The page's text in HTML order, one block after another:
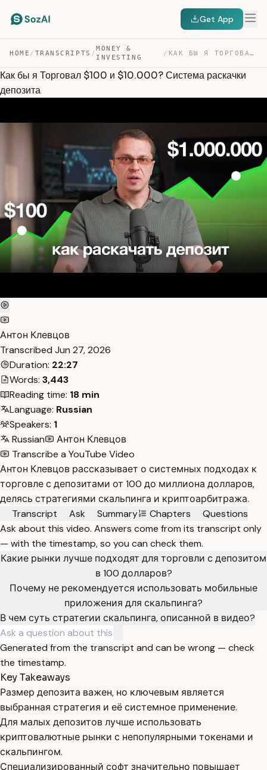
Get App
HOME / TRANSCRIPTS /
MONEY &
INVESTING
/ КАК БЫ Я ТОРГОВАЛ $100 И $10.000? СИСТЕМА РАСКАЧКИ ДЕПО… — TRANSCRIPT
Как бы я Торговал $100 и $10.000? Система раскачки
депозита
Антон Клевцов
Transcribed Jun 27, 2026
Duration: 22:27
Words: 3,443
Reading time: 18 min
Language: Russian
Speakers: 1
Russian
Антон Клевцов
Transcribe a YouTube Video
Антон Клевцов рассказывает о системных подходах к
торговле с депозитами от 100 до миллиона долларов,
делясь стратегиями скальпинга и криптоарбитража.
Transcript
Ask Summary Chapters
Questions
Ask about this video. Answers come from its transcript only
— with the timestamp, so you can check them.
Какие рынки лучше подходят для торговли с депозитом
в 100 долларов?
Почему не рекомендуется использовать мобильные
приложения для скальпинга?
В чем суть стратегии скальпинга, описанной в видео?
Generated from the transcript and can be wrong — check
the timestamp.
Key Takeaways
Размер депозита важен, но ключевым является
выбранная стратегия и её системное применение.
Для малых депозитов лучше использовать
криптовалютные рынки с непопулярными токенами и
скальпингом.
Специализированный софт значительно повышает